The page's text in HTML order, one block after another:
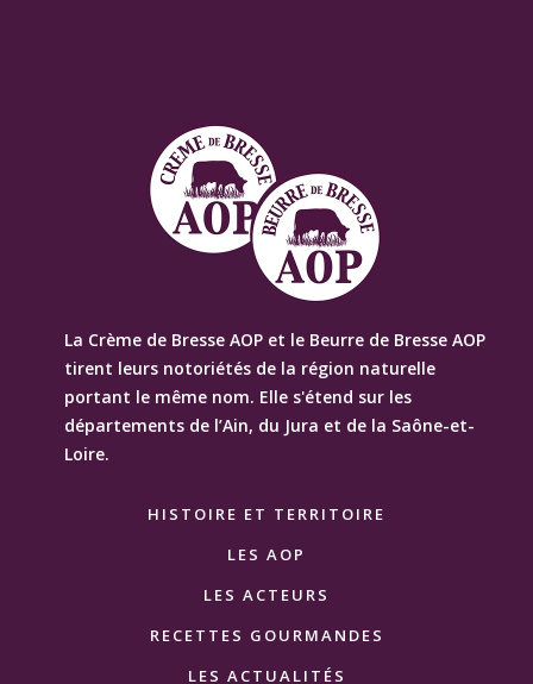
La Crème de Bresse AOP et le Beurre de Bresse AOP
tirent leurs notoriétés de la région naturelle
portant le même nom. Elle s'étend sur les
départements de l’Ain, du Jura et de la Saône-et-
Loire.
HISTOIRE ET TERRITOIRE
LES AOP
LES ACTEURS
RECETTES GOURMANDES
LES ACTUALITÉS